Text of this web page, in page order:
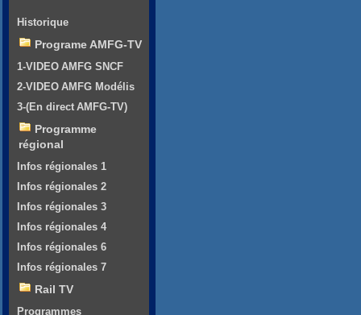
Historique
Programe AMFG-TV
1-VIDEO AMFG SNCF
2-VIDEO AMFG Modélis
3-(En direct AMFG-TV)
Programme
régional
Infos régionales 1
Infos régionales 2
Infos régionales 3
Infos régionales 4
Infos régionales 6
Infos régionales 7
Rail TV
Programmes